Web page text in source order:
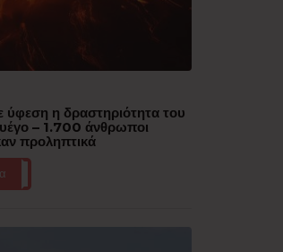
ύφεση η δραστηριότητα του
– 1.700 άνθρωποι
προληπτικά